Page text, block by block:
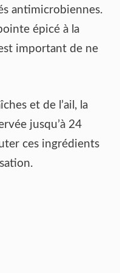
antimicrobiennes.
épicé à la
important de ne
et de l’ail, la
jusqu’à 24
ces ingrédients